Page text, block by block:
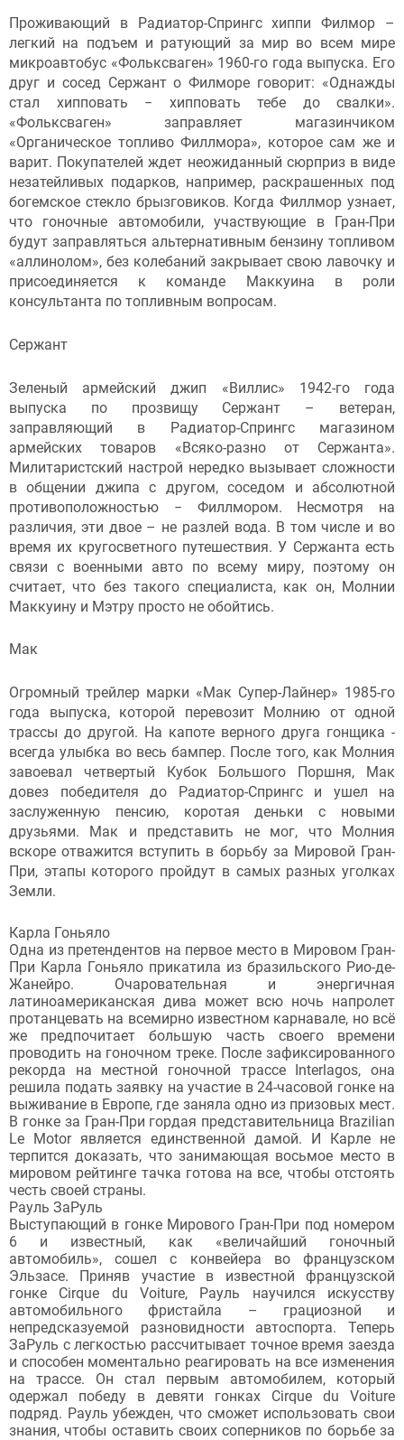
Проживающий в Радиатор-Спрингс хиппи Филмор –
легкий на подъем и ратующий за мир во всем мире
микроавтобус «Фольксваген» 1960-го года выпуска. Его
друг и сосед Сержант о Филморе говорит: «Однажды
стал хипповать − хипповать тебе до свалки».
«Фольксваген» заправляет магазинчиком
«Органическое топливо Филлмора», которое сам же и
варит. Покупателей ждет неожиданный сюрприз в виде
незатейливых подарков, например, раскрашенных под
богемское стекло брызговиков. Когда Филлмор узнает,
что гоночные автомобили, участвующие в Гран-При
будут заправляться альтернативным бензину топливом
«аллинолом», без колебаний закрывает свою лавочку и
присоединяется к команде Маккуина в роли
консультанта по топливным вопросам.
Сержант
Зеленый армейский джип «Виллис» 1942-го года
выпуска по прозвищу Сержант – ветеран,
заправляющий в Радиатор-Спрингс магазином
армейских товаров «Всяко-разно от Сержанта».
Милитаристский настрой нередко вызывает сложности
в общении джипа с другом, соседом и абсолютной
противоположностью − Филлмором. Несмотря на
различия, эти двое – не разлей вода. В том числе и во
время их кругосветного путешествия. У Сержанта есть
связи с военными авто по всему миру, поэтому он
считает, что без такого специалиста, как он, Молнии
Маккуину и Мэтру просто не обойтись.
Мак
Огромный трейлер марки «Мак Супер-Лайнер» 1985-го
года выпуска, которой перевозит Молнию от одной
трассы до другой. На капоте верного друга гонщика -
всегда улыбка во весь бампер. После того, как Молния
завоевал четвертый Кубок Большого Поршня, Мак
довез победителя до Радиатор-Спрингс и ушел на
заслуженную пенсию, коротая деньки с новыми
друзьями. Мак и представить не мог, что Молния
вскоре отважится вступить в борьбу за Мировой Гран-
При, этапы которого пройдут в самых разных уголках
Земли.
Карла Гоньяло
Одна из претендентов на первое место в Мировом Гран-
При Карла Гоньяло прикатила из бразильского Рио-де-
Жанейро. Очаровательная и энергичная
латиноамериканская дива может всю ночь напролет
протанцевать на всемирно известном карнавале, но всё
же предпочитает большую часть своего времени
проводить на гоночном треке. После зафиксированного
рекорда на местной гоночной трассе Interlagos, она
решила подать заявку на участие в 24-часовой гонке на
выживание в Европе, где заняла одно из призовых мест.
В гонке за Гран-При гордая представительница Brazilian
Le Motor является единственной дамой. И Карле не
терпится доказать, что занимающая восьмое место в
мировом рейтинге тачка готова на все, чтобы отстоять
честь своей страны.
Рауль ЗаРуль
Выступающий в гонке Мирового Гран-При под номером
6 и известный, как «величайший гоночный
автомобиль», сошел с конвейера во французском
Эльзасе. Приняв участие в известной французской
гонке Cirque du Voiture, Рауль научился искусству
автомобильного фристайла – грациозной и
непредсказуемой разновидности автоспорта. Теперь
ЗаРуль с легкостью рассчитывает точное время заезда
и способен моментально реагировать на все изменения
на трассе. Он стал первым автомобилем, который
одержал победу в девяти гонках Cirque du Voiture
подряд. Рауль убежден, что сможет использовать свои
знания, чтобы оставить своих соперников по борьбе за